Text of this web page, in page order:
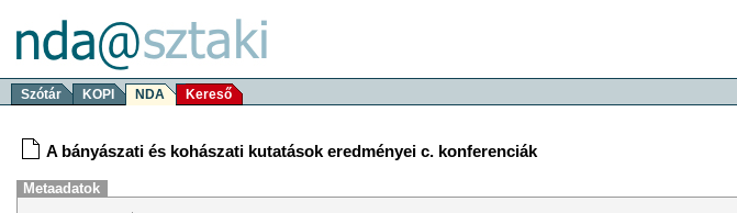
Szótár KOPI NDA Kereső
A bányászati és kohászati kutatások eredményei c. konferenciák
Metaadatok